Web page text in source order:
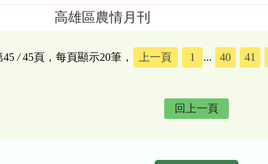
高雄區農情月刊
45/45頁，每頁顯示20筆， 上一頁 1 ... 40 41
回上一頁